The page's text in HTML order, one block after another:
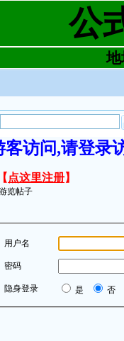
公
地
客访问,请登
【 点这里注册】
览帖子
用户名
密码
隐身登录 是 否